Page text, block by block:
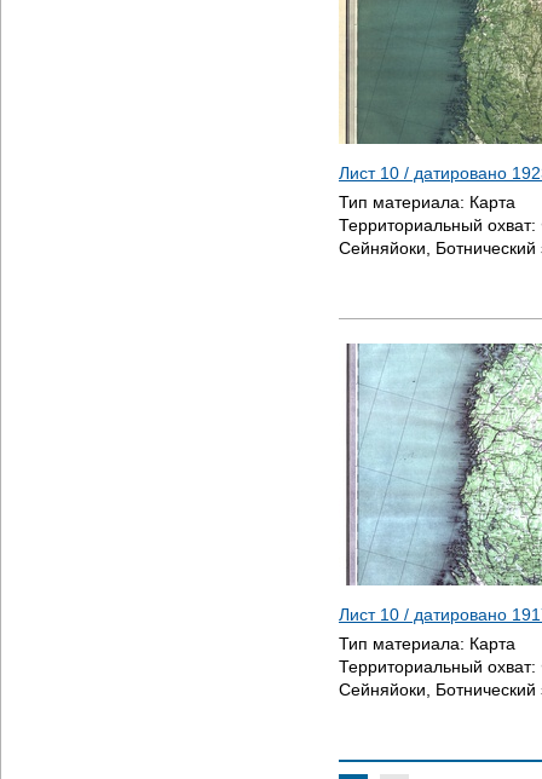
Лист 10 / датировано
Тип материала: Карта
Территориальный охват:
Сейняйоки, Ботнический
Лист 10 / датировано
Тип материала: Карта
Территориальный охват:
Сейняйоки, Ботнический